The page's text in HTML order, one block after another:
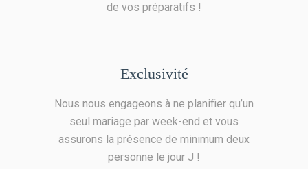
de vos préparatifs !
Exclusivité
Nous nous engageons à ne planifier qu’un
seul mariage par week-end et vous
assurons la présence de minimum deux
personne le jour J !